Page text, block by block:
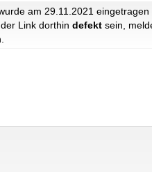
am 29.11.2021 eingetragen
Link dorthin defekt sein,